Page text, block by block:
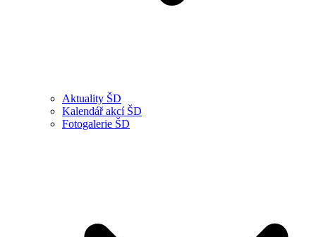
Aktuality ŠD
Kalendář akcí ŠD
Fotogalerie ŠD